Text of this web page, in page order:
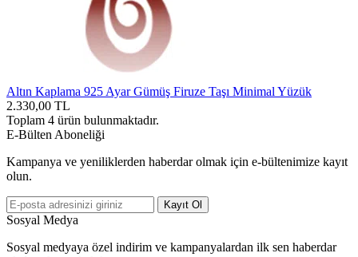
Altın Kaplama 925 Ayar Gümüş Firuze Taşı Minimal Yüzük
2.330,00 TL
Toplam 4 ürün bulunmaktadır.
E-Bülten Aboneliği
Kampanya ve yeniliklerden haberdar olmak için e-bültenimize kayıt
olun.
Kayıt Ol
Sosyal Medya
Sosyal medyaya özel indirim ve kampanyalardan ilk sen haberdar